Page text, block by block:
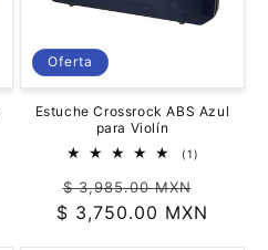
Oferta
Estuche Crossrock ABS Azul
para Violín
(1)
Precio
habitual
$ 3,985.00 MXN
de
$ 3,750.00 MXN